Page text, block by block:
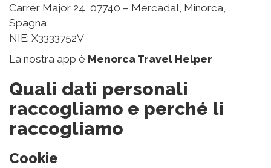
Carrer Major 24, 07740 – Mercadal, Minorca,
Spagna
NIE: X3333752V
La nostra app è Menorca Travel Helper
Quali dati personali
raccogliamo e perché li
raccogliamo
Cookie